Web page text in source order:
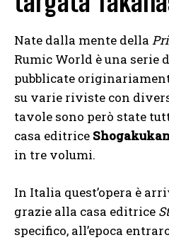
Nate dalla mente della
Rumic World è una serie
pubblicate
su varie riviste con
tavole sono però state
casa editrice
in tre volumi.
In Italia quest’opera è
grazie alla casa editrice
specifico, all’epoca